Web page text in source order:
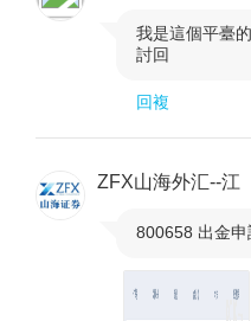
我是這個平臺
討回
回複
ZFX山海外汇--江
800658 出金